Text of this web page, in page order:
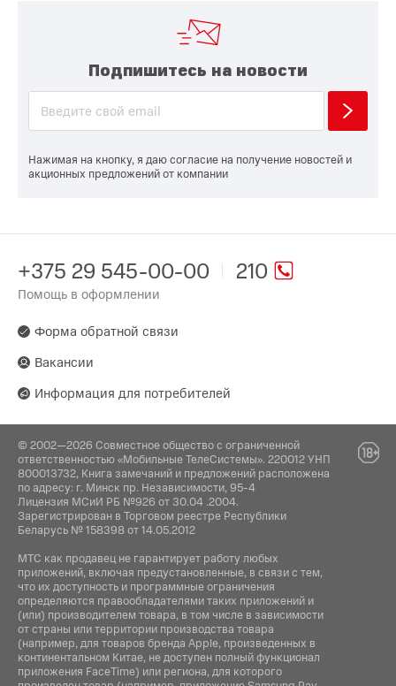
Подпишитесь на новости
Нажимая на кнопку, я даю согласие на получение новостей и
акционных предложений от компании
210
+375 29 545-00-00
Помощь в оформлении
Форма обратной связи
Вакансии
Информация для потребителей
© 2002—2026 Совместное общество с ограниченной
ответственностью «Мобильные ТелеСистемы». 220012 УНП
800013732, Книга замечаний и предложений расположена
по адресу: г. Минск пр. Независимости, 95-4
Лицензия МСиИ РБ №926 от 30.04 .2004.
Зарегистрирован в Торговом реестре Республики
Беларусь № 158398 от 14.05.2012
МТС как продавец не гарантирует работу любых
приложений, включая предустановленные, в связи с тем,
что их доступность и программные ограничения
определяются правообладателями таких приложений и
(или) производителем товара, в том числе в зависимости
от страны или территории производства товара
(например, для товаров бренда Apple, произведенных в
континентальном Китае, не доступен полный функционал
приложения FaceTime) или региона, для которого